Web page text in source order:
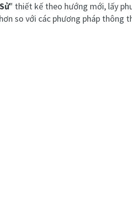
" thiết kế theo hướng mới, lấy
so với các phương pháp thông